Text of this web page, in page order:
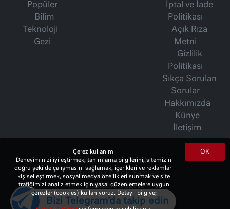
Popüler
Bilim
Teknoloji
Gezi
İptal ve İade
Politikası
Açık Rıza
Metni
Gizlilik
Politikası
Sıkça Sorulan
Sorular
Hakkımızda
Künye
İletişim
İsmet Berkan Yazıları
Ertuğrul Özkök Yazıları
Haftalık Gazete
OK
Çerez kullanımı
Deneyiminizi iyileştirmek, tanımlama bilgilerini, sitemizin
doğru şekilde çalışmasını sağlamak, içerikleri ve reklamları
kişiselleştirmek, sosyal medya özellikleri sunmak ve site
trafiğimizi analiz etmek için yasal düzenlemelere uygun
çerezler (cookies) kullanıyoruz. Detaylı bilgiye;
Bizi Telegram'da takip edin